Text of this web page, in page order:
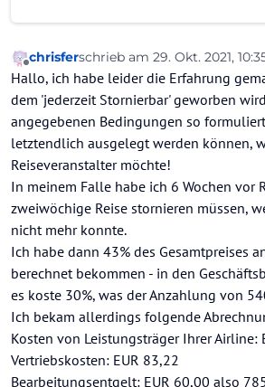
Offline
chrisferschrieb am 29. Okt. 2021,
zuletzt editiert von
Hallo, ich habe leider die Erfahrung
dem 'jederzeit Stornierbar' geworben
angegebenen Bedingungen so
letztendlich ausgelegt werden können,
Reiseveranstalter möchte!
In meinem Falle habe ich 6 Wochen vor
zweiwöchige Reise stornieren müssen,
nicht mehr konnte.
Ich habe dann 43% des Gesamtpreises
berechnet bekommen - in den
es koste 30%, was der Anzahlung von
Ich bekam allerdings folgende
Kosten von Leistungsträger Ihrer Airline:
Vertriebskosten: EUR 83,22
Bearbeitungsentgelt: EUR 60,00 also